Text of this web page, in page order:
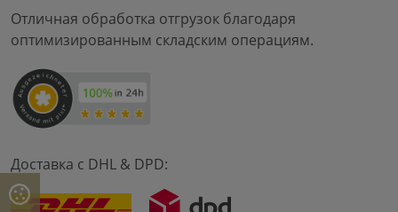
Отличная обработка отгрузок благодаря
оптимизированным складским операциям.
Доставка с DHL & DPD: